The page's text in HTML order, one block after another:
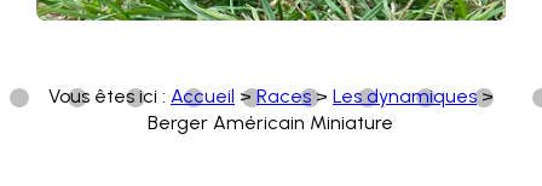
Vous êtes ici : Accueil >Races> Les dynamiques>
Berger Américain Miniature